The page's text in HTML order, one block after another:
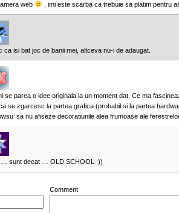
web
, imi este scarba ca trebuie sa platim pentru
ca isi bat joc de banii mei, altceva nu-i de adaugat.
se parea o idee originala la un moment dat. Ce ma
se zgarcesc la partea grafica (probabil si la partea
sa nu afiseze decoratiunile alea frumoase ale
… sunt decat … OLD SCHOOL :))
Comment